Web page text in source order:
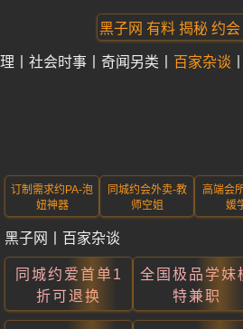
黑子网 有料 揭秘 约
社会时事 奇闻另类 百家杂谈
订制需求约PA-泡
妞神器
同城约会外卖-教
师空姐
高端会
媛
黑子网 百家杂谈
同城约爱首单1
折可退换
全国极品学妹
特兼职